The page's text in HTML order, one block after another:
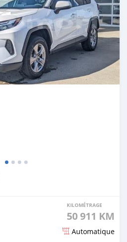
KILOMÉTRAGE
50 911 KM
Automatique